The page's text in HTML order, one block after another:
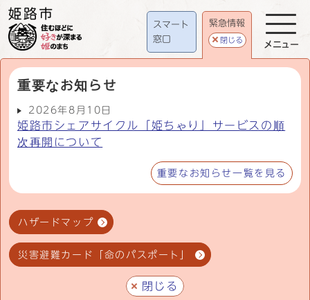
スマート
窓口
緊急情報
閉じる
重要なお知らせ
2026年8月10日
姫路市シェアサイクル「姫ちゃり」サービスの順
次再開について
重要なお知らせ一覧を見る
ハザードマップ
災害避難カード「命のパスポート」
閉じる
メニュー